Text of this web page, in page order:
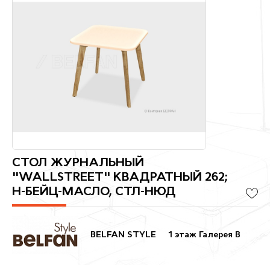
СТОЛ ЖУРНАЛЬНЫЙ
"WALLSTREET" КВАДРАТНЫЙ 262;
Н-БЕЙЦ-МАСЛО, СТЛ-НЮД
BELFAN STYLE 1 этаж Галерея B